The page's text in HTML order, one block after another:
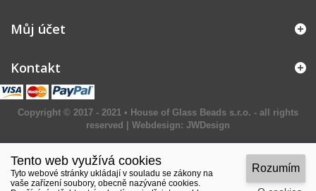
Můj účet
Kontakt
Copyright © 2017 - 2021 • House of Glass Beads s.r.o. - all rights
reserved | Webdesign: JWDesign
Tento web využívá cookies
Tyto webové stránky ukládají v souladu se zákony na
vaše zařízení soubory, obecně nazývané cookies.
Rozumím